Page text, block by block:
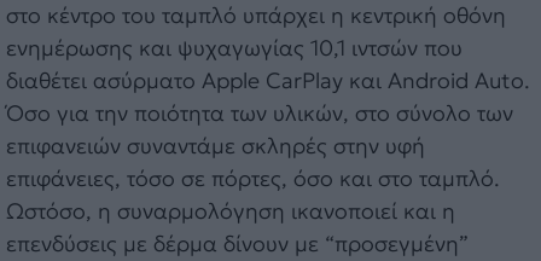
στο κέντρο του ταμπλό υπάρχει η κεντρική οθόνη
ενημέρωσης και ψυχαγωγίας 10,1 ιντσών που
διαθέτει ασύρματο Apple CarPlay και Android Auto.
Όσο για την ποιότητα των υλικών, στο σύνολο των
επιφανειών συναντάμε σκληρές στην υφή
επιφάνειες, τόσο σε πόρτες, όσο και στο ταμπλό.
Ωστόσο, η συναρμολόγηση ικανοποιεί και η
επενδύσεις με δέρμα δίνουν με “προσεγμένη”